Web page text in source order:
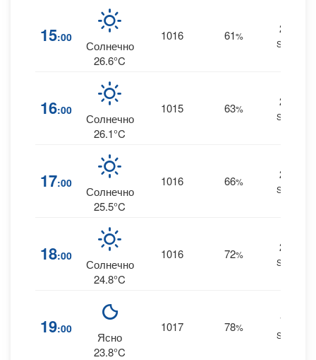
15:00
Солнечно
26.6°C
1016 61%
28
SSE
16:00
Солнечно
26.1°C
1015 63%
26
SSE
17:00
Солнечно
25.5°C
1016 66%
25
SSE
18:00
Солнечно
24.8°C
1016 72%
22
SSE
19:00
Ясно
23.8°C
1017 78%
19
SSE